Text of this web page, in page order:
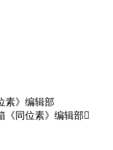
素》编辑部
同位素》编辑部